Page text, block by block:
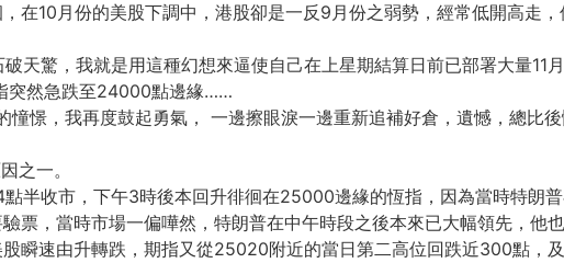
在10月份的美股下調中，港股卻是一反9月份之弱勢，經常低開高走
天驚，我就是用這種幻想來逼使自己在上星期結算日前已部署大量11月
突然急跌至24000點邊緣……
憬，我再度鼓起勇氣， 一邊擦眼淚一邊重新追補好倉，遺憾，總比後
之一。
半收市，下午3時後本回升徘徊在25000邊緣的恆指，因為當時特朗
票，當時市場一偏嘩然，特朗普在中午時段之後本來已大幅領先，他
瞬速由升轉跌，期指又從25020附近的當日第二高位回跌近300點，